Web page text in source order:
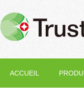
ACCUEIL